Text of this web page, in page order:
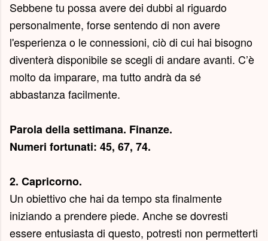
Sebbene tu possa avere dei dubbi al riguardo
personalmente, forse sentendo di non avere
l'esperienza o le connessioni, ciò di cui hai bisogno
diventerà disponibile se scegli di andare avanti. C’è
molto da imparare, ma tutto andrà da sé
abbastanza facilmente.
Parola della settimana. Finanze.
Numeri fortunati: 45, 67, 74.
2. Capricorno.
Un obiettivo che hai da tempo sta finalmente
iniziando a prendere piede. Anche se dovresti
essere entusiasta di questo, potresti non permetterti